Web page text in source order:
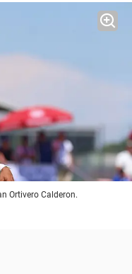
Ortivero Calderon.